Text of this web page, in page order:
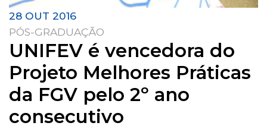
28 OUT 2016
PÓS-GRADUAÇÃO
UNIFEV é vencedora do
Projeto Melhores Práticas
da FGV pelo 2º ano
consecutivo